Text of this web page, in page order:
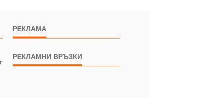
РЕКЛАМА
РЕКЛАМНИ ВРЪЗКИ